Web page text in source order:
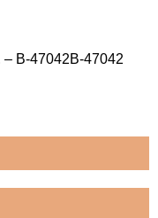
B-47042B-47042